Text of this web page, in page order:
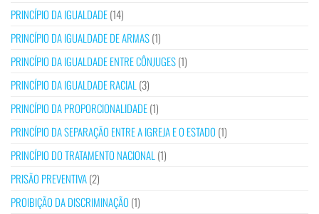
PRINCÍPIO DA IGUALDADE(14)
PRINCÍPIO DA IGUALDADE DE ARMAS(1)
PRINCÍPIO DA IGUALDADE ENTRE CÔNJUGES(1)
PRINCÍPIO DA IGUALDADE RACIAL (3)
PRINCÍPIO DA PROPORCIONALIDADE(1)
PRINCÍPIO DA SEPARAÇÃO ENTRE A IGREJA E O ESTADO (1)
PRINCÍPIO DO TRATAMENTO NACIONAL (1)
PRISÃO PREVENTIVA(2)
PROIBIÇÃO DA DISCRIMINAÇÃO (1)